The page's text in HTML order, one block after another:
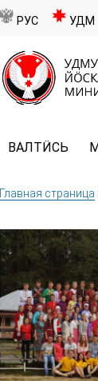
РУС УДМ
ВАЛТӤСЬ
Главная страница